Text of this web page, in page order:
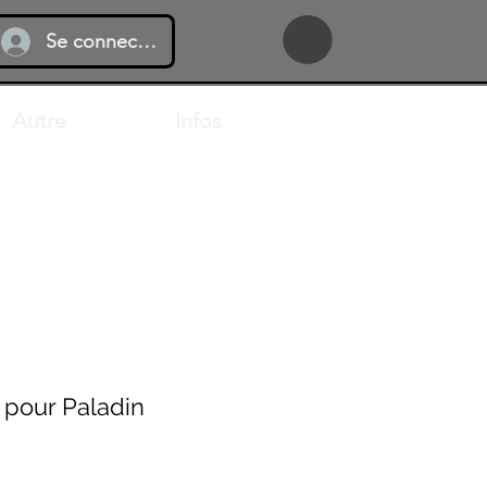
Se connecter
Paladin